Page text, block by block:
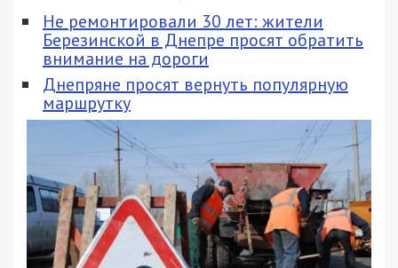
Не ремонтировали 30 лет: жители
Березинской в Днепре просят обратить
внимание на дороги
Днепряне просят вернуть популярную
маршрутку